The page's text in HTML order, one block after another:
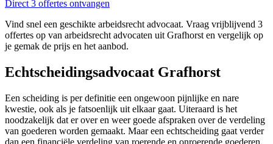
Direct 3 offertes ontvangen
Vind snel een geschikte arbeidsrecht advocaat. Vraag vrijblijvend 3
offertes op van arbeidsrecht advocaten uit Grafhorst en vergelijk op
je gemak de prijs en het aanbod.
Echtscheidingsadvocaat Grafhorst
Een scheiding is per definitie een ongewoon pijnlijke en nare
kwestie, ook als je fatsoenlijk uit elkaar gaat. Uiteraard is het
noodzakelijk dat er over en weer goede afspraken over de verdeling
van goederen worden gemaakt. Maar een echtscheiding gaat verder
dan een financiële verdeling van roerende en onroerende goederen.